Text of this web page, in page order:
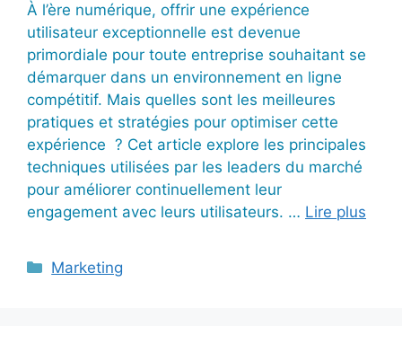
À l’ère numérique, offrir une expérience
utilisateur exceptionnelle est devenue
primordiale pour toute entreprise souhaitant se
démarquer dans un environnement en ligne
compétitif. Mais quelles sont les meilleures
pratiques et stratégies pour optimiser cette
expérience ? Cet article explore les principales
techniques utilisées par les leaders du marché
pour améliorer continuellement leur
engagement avec leurs utilisateurs. … Lire plus
Catégories
Marketing